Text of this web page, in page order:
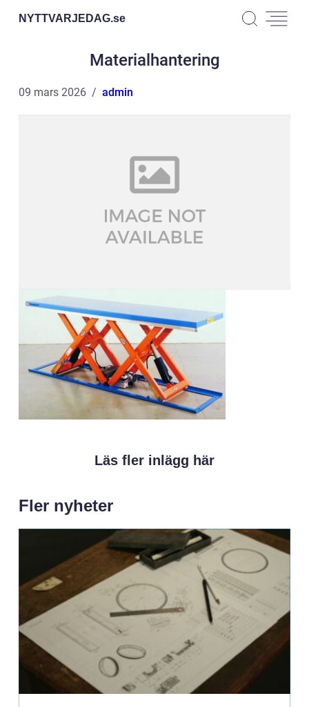
NYTTVARJEDAG.se
Materialhantering
09 mars 2026 admin
Läs fler inlägg här
Fler nyheter